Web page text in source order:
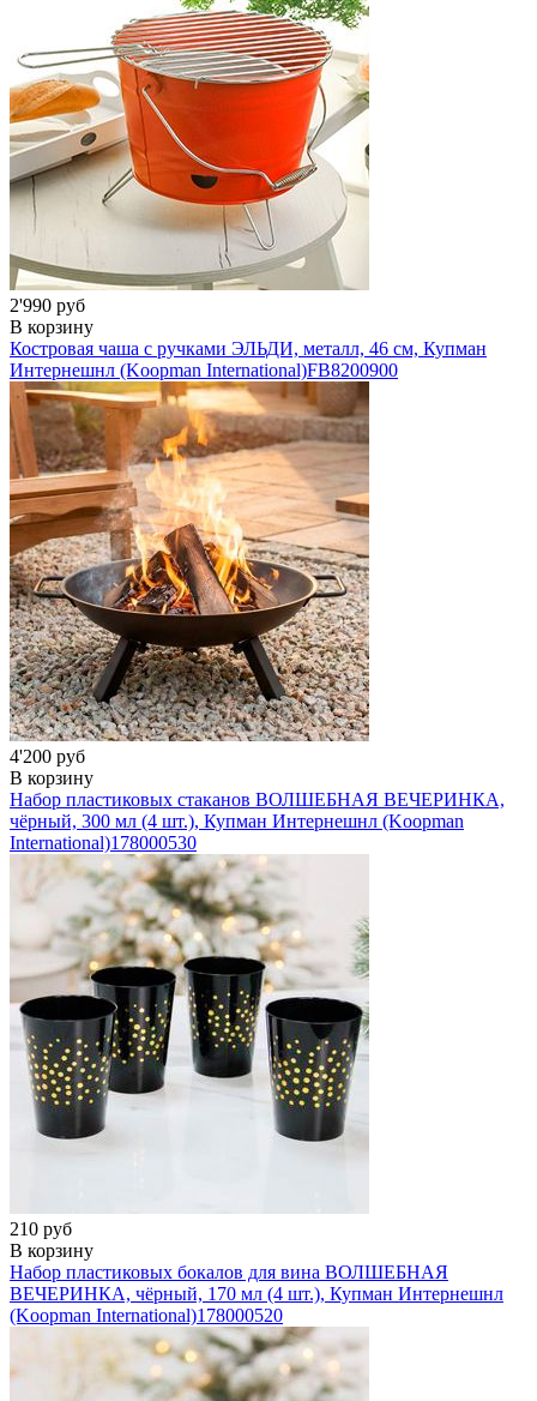
2'990 руб
В корзину
Костровая чаша с ручками ЭЛЬДИ, металл, 46 см, Купман
Интернешнл (Koopman International)FB8200900
4'200 руб
В корзину
Набор пластиковых стаканов ВОЛШЕБНАЯ ВЕЧЕРИНКА,
чёрный, 300 мл (4 шт.), Купман Интернешнл (Koopman
International)178000530
210 руб
В корзину
Набор пластиковых бокалов для вина ВОЛШЕБНАЯ
ВЕЧЕРИНКА, чёрный, 170 мл (4 шт.), Купман Интернешнл
(Koopman International)178000520